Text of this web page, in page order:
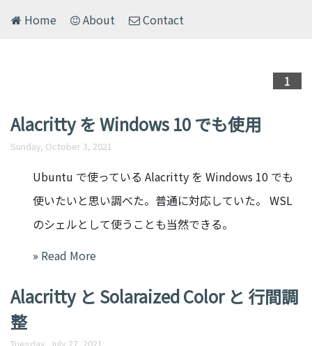
Home About Contact
1
Alacritty を Windows 10 でも使用
Sunday, October 3, 2021
Ubuntu で使っている Alacritty を Windows 10 でも
使いたいと思い調べた。普通に対応していた。 WSL
のシェルとして使うことも当然できる。
» Read More
Alacritty と Solaraized Color と 行間調
整